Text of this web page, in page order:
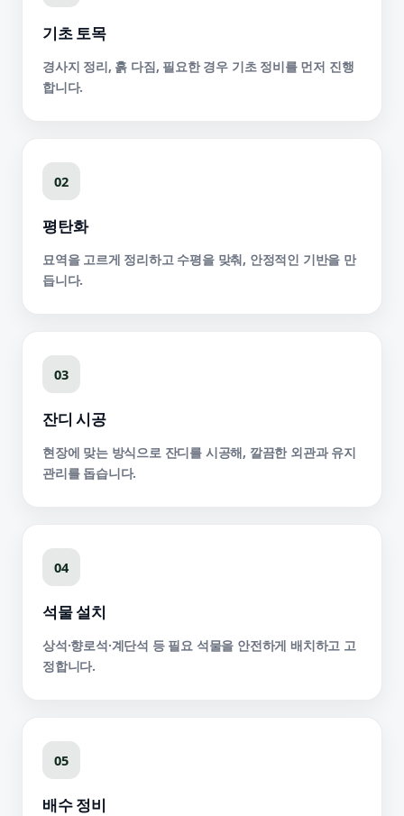
기초 토목
경사지 정리, 흙 다짐, 필요한 경우 기초 정비를 먼저 진행
합니다.
02
평탄화
묘역을 고르게 정리하고 수평을 맞춰, 안정적인 기반을 만
듭니다.
03
잔디 시공
현장에 맞는 방식으로 잔디를 시공해, 깔끔한 외관과 유지
관리를 돕습니다.
04
석물 설치
상석·향로석·계단석 등 필요 석물을 안전하게 배치하고 고
정합니다.
05
배수 정비